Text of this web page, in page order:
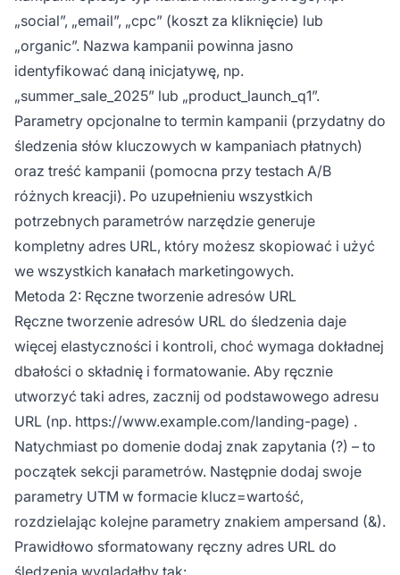
„social”, „email”, „cpc” (koszt za kliknięcie) lub
„organic”. Nazwa kampanii powinna jasno
identyfikować daną inicjatywę, np.
„summer_sale_2025” lub „product_launch_q1”.
Parametry opcjonalne to termin kampanii (przydatny do
śledzenia słów kluczowych w kampaniach płatnych)
oraz treść kampanii (pomocna przy testach A/B
różnych kreacji). Po uzupełnieniu wszystkich
potrzebnych parametrów narzędzie generuje
kompletny adres URL, który możesz skopiować i użyć
we wszystkich kanałach marketingowych.
Metoda 2: Ręczne tworzenie adresów URL
Ręczne tworzenie adresów URL do śledzenia daje
więcej elastyczności i kontroli, choć wymaga dokładnej
dbałości o składnię i formatowanie. Aby ręcznie
utworzyć taki adres, zacznij od podstawowego adresu
URL (np. https://www.example.com/landing-page) .
Natychmiast po domenie dodaj znak zapytania (?) – to
początek sekcji parametrów. Następnie dodaj swoje
parametry UTM w formacie klucz=wartość,
rozdzielając kolejne parametry znakiem ampersand (&).
Prawidłowo sformatowany ręczny adres URL do
śledzenia wyglądałby tak: